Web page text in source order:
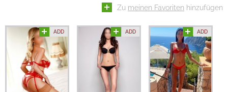
Zu meinen Favoriten hinzufügen
ADD ADD ADD